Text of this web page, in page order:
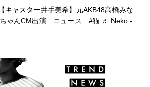
キャスター井手美希】元AKB48高橋みな
ちゃんCM出演 ニュース #猫 ♬ Neko -